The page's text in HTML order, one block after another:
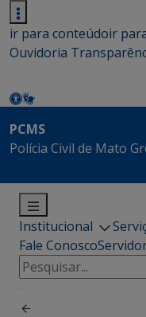
ir para conteúdoir
Ouvidoria
PCMS
Polícia Civil de Mato
Institucional
Fale Conosco
Pesquisar
por: